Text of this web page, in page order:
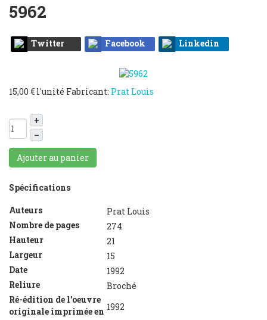
5962
Twitter Facebook Linkedin
15,00 € l'unité Fabricant: Prat Louis
+
–
Ajouter au panier
Spécifications
Auteurs
Prat Louis
Nombre de pages
274
Hauteur
21
Largeur
15
Date
1992
Reliure
Broché
Ré-édition de l'oeuvre
originale imprimée en 1992